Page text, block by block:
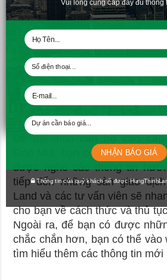
Để đặt muacăn hộ cao
Gòn Mia, bạn có thể gọi điện
được nghe các thông tin
tiếp đến những sàn giao
Land và các tư vấn viên sẽ
cho bạn về cách thức và thủ
Ngoài ra, để bạn có được
chắc chắn hơn, bạn có thể vào
tìm hiểu thêm các thông tin mới
Vui lòng cung cấp đầy đủ
Thông tin của quý khách sẽ được
NHẬN BÁO GIÁ